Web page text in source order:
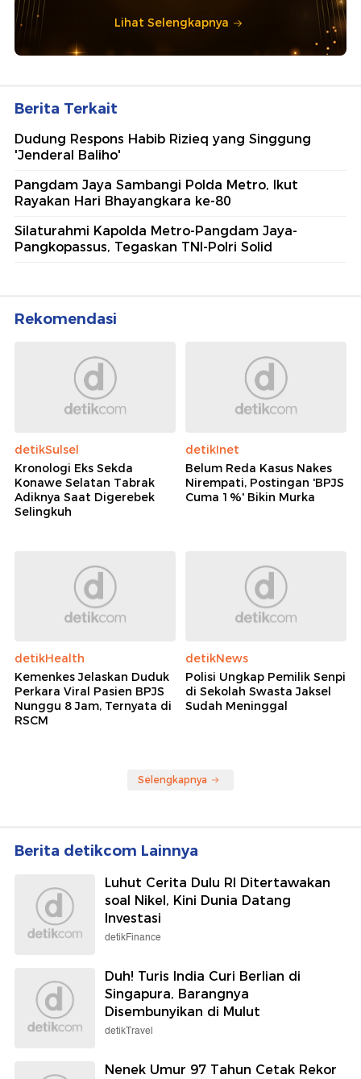
Lihat Selengkapnya
Berita Terkait
Dudung Respons Habib Rizieq yang Singgung
'Jenderal Baliho'
Pangdam Jaya Sambangi Polda Metro, Ikut
Rayakan Hari Bhayangkara ke-80
Silaturahmi Kapolda Metro-Pangdam Jaya-
Pangkopassus, Tegaskan TNI-Polri Solid
Rekomendasi
detikSulsel
Kronologi Eks Sekda
Konawe Selatan Tabrak
Adiknya Saat Digerebek
Selingkuh
detikInet
Belum Reda Kasus Nakes
Nirempati, Postingan 'BPJS
Cuma 1%' Bikin Murka
detikHealth
Kemenkes Jelaskan Duduk
Perkara Viral Pasien BPJS
Nunggu 8 Jam, Ternyata di
RSCM
detikNews
Polisi Ungkap Pemilik Senpi
di Sekolah Swasta Jaksel
Sudah Meninggal
Selengkapnya
Berita detikcom Lainnya
Luhut Cerita Dulu RI Ditertawakan
soal Nikel, Kini Dunia Datang
Investasi
detikFinance
Duh! Turis India Curi Berlian di
Singapura, Barangnya
Disembunyikan di Mulut
detikTravel
Nenek Umur 97 Tahun Cetak Rekor